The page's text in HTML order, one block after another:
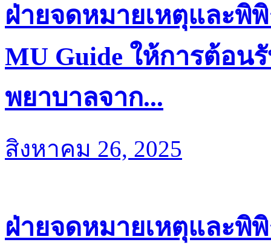
ฝ่ายจดหมายเหตุและ
MU Guide ให้การต้อ
พยาบาลจาก...
สิงหาคม 26, 2025
ฝ่ายจดหมายเหตุและ